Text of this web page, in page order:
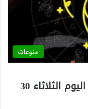
منوعات
بالتفاصيل: برج الجوزاء.. حظك اليوم الثلاثاء 30